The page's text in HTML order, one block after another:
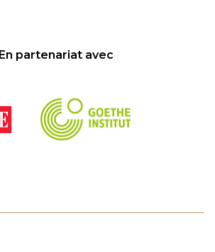
En partenariat avec